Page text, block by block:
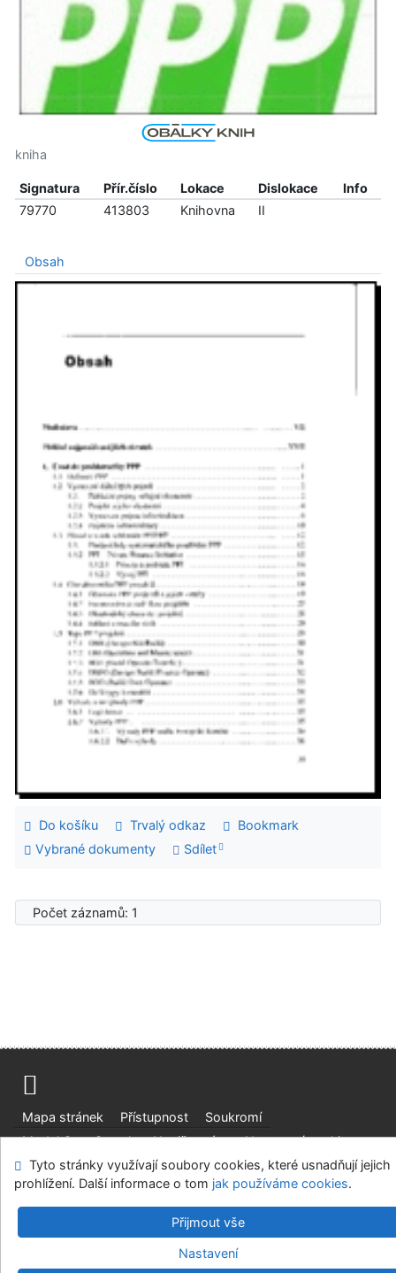
kniha
Signatura Přír.číslo Lokace Dislokace
Info
79770
413803 Knihovna II
Obsah
Do košíku Trvalý odkaz
Bookmark
Vybrané dokumenty
Sdílet
Počet záznamů: 1
Mapa stránek Přístupnost
Soukromí
Modul OpenSearch
Napište nám Nastavení cookies
Univerzitní knihovna - Univerzita Hradec Králové
©1993-2026IPACv.4.8.63a-Cosmotron Bohemia, s.r.o.
Tyto stránky využívají soubory cookies, které usnadňují jejich
prohlížení. Další informace o tom jak používáme cookies.
Přijmout vše
Nastavení